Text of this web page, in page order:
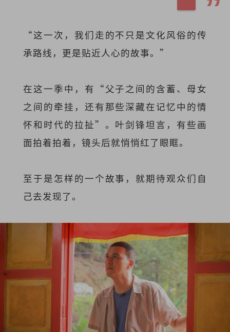
“这一次，我们走的不只是文化风俗的传
承路线，更是贴近人心的故事。”
在这一季中，有“父子之间的含蓄、母女
之间的牵挂，还有那些深藏在记忆中的情
怀和时代的拉扯”。叶剑锋坦言，有些画
面拍着拍着，镜头后就悄悄红了眼眶。
至于是怎样的一个故事，就期待观众们自
己去发现了。